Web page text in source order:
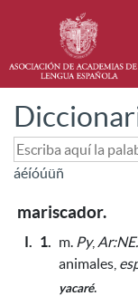
áéíóúüñ
mariscador.
I. 1. m. Py, Ar:NE.
animales,
yacaré.